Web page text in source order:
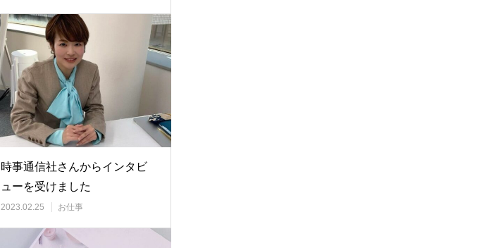
時事通信社さんからインタビ
ューを受けました
2023.02.25 お仕事